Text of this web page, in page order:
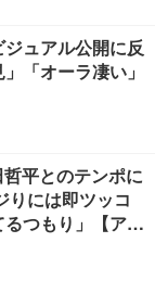
ュアル公開に反
「オーラ凄い」
平とのテンポに
りには即ツッコ
つもり」【アリ